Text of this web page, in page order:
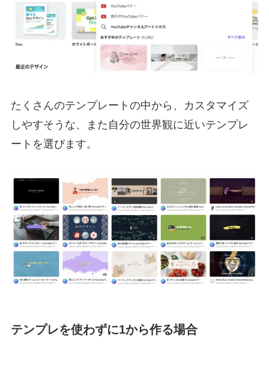
たくさんのテンプレートの中から、カスタマイズ
しやすそうな、また自分の世界観に近いテンプレ
ートを選びます。
テンプレを使わずに1から作る場合